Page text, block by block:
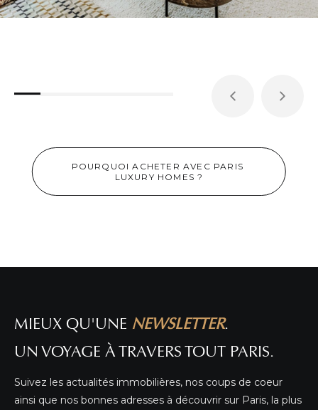
POURQUOI ACHETER AVEC PARIS
LUXURY HOMES ?
MIEUX QU'UNE NEWSLETTER.
UN VOYAGE À TRAVERS TOUT PARIS.
Suivez les actualités immobilières, nos coups de coeur
ainsi que nos bonnes adresses à découvrir sur Paris, la plus